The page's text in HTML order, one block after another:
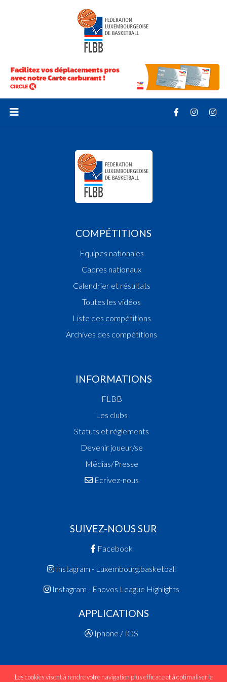
COMPÉTITIONS
Equipes nationales
Cadres nationaux
Calendrier et résultats
Toutes les vidéos
Liste des compétitions
Archives des compétitions
INFORMATIONS
FLBB
Les clubs
Statuts et réglements
Devenir joueur/se
Médias/Presse
Ecrivez-nous
SUIVEZ-NOUS SUR
Facebook
Instagram - Luxembourg.basketball
Instagram - Enovos League Highlights
APPLICATIONS
Iphone / IOS
Les cookies visent à rendre votre navigation plus efficace et à optimaliser le